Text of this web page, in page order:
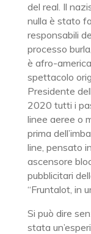
del real. Il
nulla è stato
responsabili
processo
è afro-
spettacolo
Presidente
2020 tutti i
linee aeree o
prima
line, pensato
ascensore
pubblicitari
“Fruntalot, in
Si può dire
stata